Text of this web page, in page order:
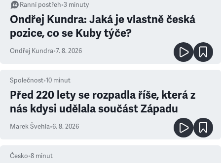
Ranní postřeh•3 minuty
Ondřej Kundra: Jaká je vlastně česká
pozice, co se Kuby týče?
Ondřej Kundra•7. 8. 2026
Společnost•10 minut
Před 220 lety se rozpadla říše, která z
nás kdysi udělala součást Západu
Marek Švehla•6. 8. 2026
Česko•8 minut